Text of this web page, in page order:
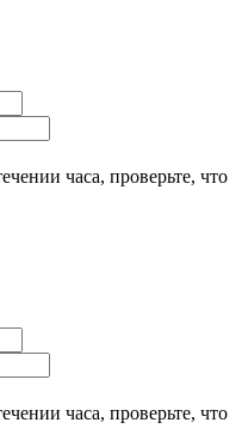
часа, проверьте, что
часа, проверьте, что